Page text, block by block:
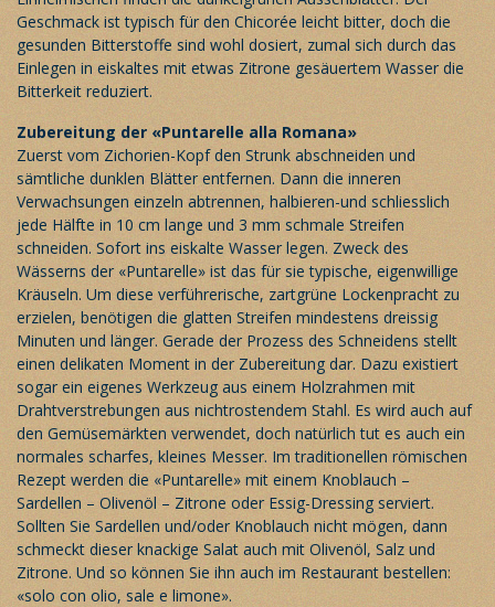
Geschmack ist typisch für den Chicorée leicht bitter, doch die
gesunden Bitterstoffe sind wohl dosiert, zumal sich durch das
Einlegen in eiskaltes mit etwas Zitrone gesäuertem Wasser die
Bitterkeit reduziert.
Zubereitung der «Puntarelle alla Romana»
Zuerst vom Zichorien-Kopf den Strunk abschneiden und
sämtliche dunklen Blätter entfernen. Dann die inneren
Verwachsungen einzeln abtrennen, halbieren-und schliesslich
jede Hälfte in 10 cm lange und 3 mm schmale Streifen
schneiden. Sofort ins eiskalte Wasser legen. Zweck des
Wässerns der «Puntarelle» ist das für sie typische, eigenwillige
Kräuseln. Um diese verführerische, zartgrüne Lockenpracht zu
erzielen, benötigen die glatten Streifen mindestens dreissig
Minuten und länger. Gerade der Prozess des Schneidens stellt
einen delikaten Moment in der Zubereitung dar. Dazu existiert
sogar ein eigenes Werkzeug aus einem Holzrahmen mit
Drahtverstrebungen aus nichtrostendem Stahl. Es wird auch auf
den Gemüsemärkten verwendet, doch natürlich tut es auch ein
normales scharfes, kleines Messer. Im traditionellen römischen
Rezept werden die «Puntarelle» mit einem Knoblauch –
Sardellen – Olivenöl – Zitrone oder Essig-Dressing serviert.
Sollten Sie Sardellen und/oder Knoblauch nicht mögen, dann
schmeckt dieser knackige Salat auch mit Olivenöl, Salz und
Zitrone. Und so können Sie ihn auch im Restaurant bestellen:
«solo con olio, sale e limone».